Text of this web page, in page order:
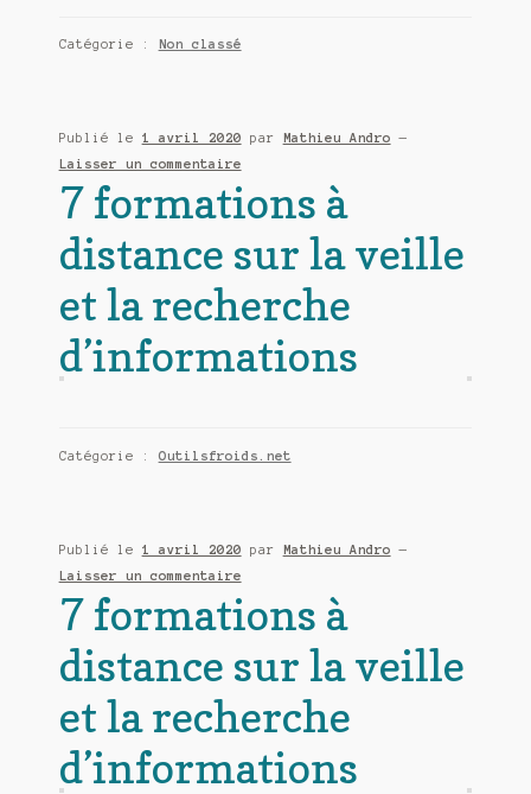
Catégorie : Non classé
Publié le 1 avril 2020 par Mathieu Andro
—
Laisser un commentaire
7 formations à
distance sur la veille
et la recherche
d’informations
Catégorie : Outilsfroids.net
Publié le 1 avril 2020 par Mathieu Andro
—
Laisser un commentaire
7 formations à
distance sur la veille
et la recherche
d’informations